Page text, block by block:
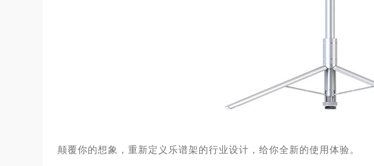
颠覆你的想象，重新定义乐谱架的行业设计，给你全新的使用体验 。